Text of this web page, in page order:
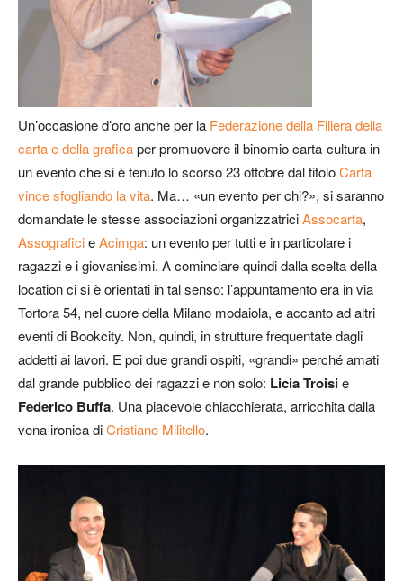
Un’occasione d’oro anche per la Federazione della Filiera della
carta e della graficaper promuovere il binomio carta-cultura in
un evento che si è tenuto lo scorso 23 ottobre dal titoloCarta
vince sfogliando la vita. Ma… «un evento per chi?», si saranno
domandate le stesse associazioni organizzatriciAssocarta,
AssograficieAcimga: un evento per tutti e in particolare i
ragazzi e i giovanissimi. A cominciare quindi dalla scelta della
location ci si è orientati in tal senso: l’appuntamento era in via
Tortora 54, nel cuore della Milano modaiola, e accanto ad altri
eventi di Bookcity. Non, quindi, in strutture frequentate dagli
addetti ai lavori. E poi due grandi ospiti, «grandi» perché amati
dal grande pubblico dei ragazzi e non solo: Licia Troisie
Federico Buffa. Una piacevole chiacchierata, arricchita dalla
vena ironica diCristiano Militello.